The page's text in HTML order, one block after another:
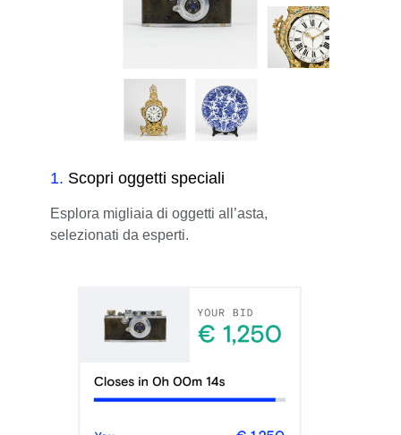
1. Scopri oggetti speciali
Esplora migliaia di oggetti all’asta,
selezionati da esperti.